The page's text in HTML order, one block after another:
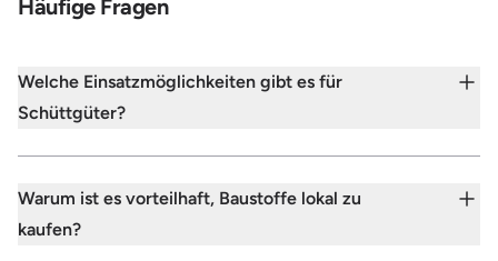
Häufige Fragen
Welche Einsatzmöglichkeiten gibt es für
Schüttgüter?
Warum ist es vorteilhaft, Baustoffe lokal zu
kaufen?